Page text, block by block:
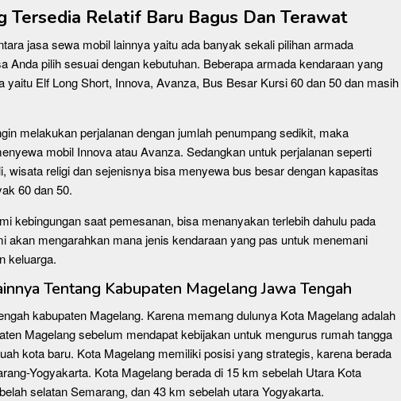
Tersedia Relatif Baru Bagus Dan Terawat
jasa sewa mobil lainnya yaitu ada banyak sekali pilihan armada
Anda pilih sesuai dengan kebutuhan. Beberapa armada kendaraan yang
yaitu Elf Long Short, Innova, Avanza, Bus Besar Kursi 60 dan 50 dan masih
melakukan perjalanan dengan jumlah penumpang sedikit, maka
mobil Innova atau Avanza. Sedangkan untuk perjalanan seperti
wisata religi dan sejenisnya bisa menyewa bus besar dengan kapasitas
60 dan 50.
kebingungan saat pemesanan, bisa menanyakan terlebih dahulu pada
akan mengarahkan mana jenis kendaraan yang pas untuk menemani
keluarga.
Tentang Kabupaten Magelang Jawa Tengah
kabupaten Magelang. Karena memang dulunya Kota Magelang adalah
Magelang sebelum mendapat kebijakan untuk mengurus rumah tangga
kota baru. Kota Magelang memiliki posisi yang strategis, karena berada
Yogyakarta. Kota Magelang berada di 15 km sebelah Utara Kota
selatan Semarang, dan 43 km sebelah utara Yogyakarta.